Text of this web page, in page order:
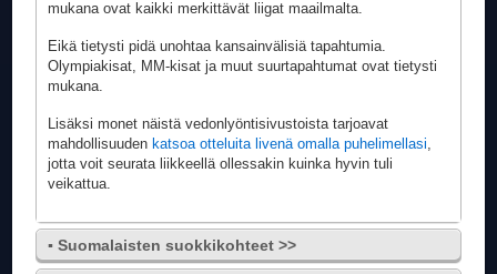
mukana ovat kaikki merkittävät liigat maailmalta.
Eikä tietysti pidä unohtaa kansainvälisiä tapahtumia.
Olympiakisat, MM-kisat ja muut suurtapahtumat ovat tietysti
mukana.
Lisäksi monet näistä vedonlyöntisivustoista tarjoavat
mahdollisuudenkatsoa otteluita livenä omalla puhelimellasi
jotta voit seurata liikkeellä ollessakin kuinka hyvin tuli
veikattua.
▪ Suomalaisten suokkikohteet >>